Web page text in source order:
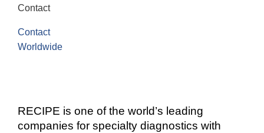
Contact
Contact
Worldwide
RECIPE is one of the world’s leading
companies for specialty diagnostics with